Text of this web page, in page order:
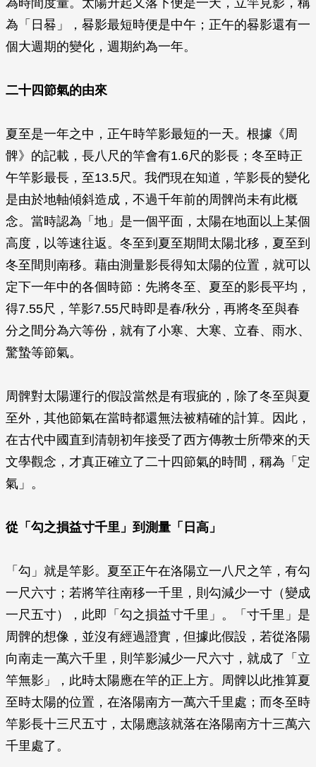
為時間度量。太陽升起又落下便是一天，立竿見影，稱
為「日晷」，晷影最短時便是中午；正午的晷影還有一
個大週期的變化，週期約為一年。
二十四節氣的由來
夏至是一年之中，正午時竿影最短的一天。根據《周
髀》的記載，長八尺的竿會有1.6尺的影長；冬至時正
午竿影最長，至13.5尺。我們現在知道，竿影長的變化
是由於地軸傾斜造成，不過千年前的周髀尚未有此概
念。當時認為「地」是一個平面，太陽在地面以上某個
高度，以等速往返。冬至到夏至期間太陽北移，夏至到
冬至間則南移。藉由測量影長得知太陽的位置，就可以
定下一年中的各個時節：先將冬至、夏至的影長平均，
得7.55尺，竿影7.55尺時即是春/秋分，再將冬至與春
分之間分為六等份，就有了小寒、大寒、立春、雨水、
驚蟄等節氣。
周髀對太陽運行的假設當然是有瑕疵的，除了冬至與夏
至外，其他節氣在當時都還無法被精確的計算。因此，
在古代中國直到清朝初年接受了西方傳教士所帶來的天
文學觀念，才真正確立了二十四節氣的時間，稱為「定
氣」。
從「勾之損益寸千里」到測量「日高」
「勾」就是竿影。夏至正午在洛陽立一八尺之竿，有勾
一尺六寸；若將竿往南移一千里，則勾減少一寸（變成
一尺五寸），此即「勾之損益寸千里」。「寸千里」是
周髀的想像，並沒有經過證實，但據此假設，若從洛陽
向南走一萬六千里，則竿影減少一尺六寸，就成了「立
竿無影」，此時太陽應在竿的正上方。周髀以此推算夏
至時太陽的位置，在洛陽南方一萬六千里處；而冬至時
竿影長十三尺五寸，太陽應該就落在洛陽南方十三萬六
千里處了。